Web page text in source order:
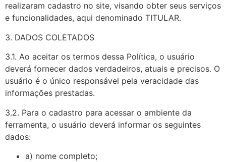
realizaram cadastro no site, visando obter seus serviços
e funcionalidades, aqui denominado TITULAR.
3. DADOS COLETADOS
3.1. Ao aceitar os termos dessa Política, o usuário
deverá fornecer dados verdadeiros, atuais e precisos. O
usuário é o único responsável pela veracidade das
informações prestadas.
3.2. Para o cadastro para acessar o ambiente da
ferramenta, o usuário deverá informar os seguintes
dados:
a) nome completo;